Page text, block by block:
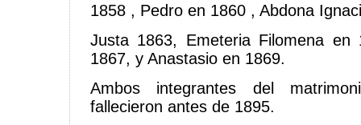
1858 , Pedro en 1860 , Abdona
Justa 1863, Emeteria Filomena en
1867, y Anastasio en 1869.
Ambos integrantes del
fallecieron antes de 1895.